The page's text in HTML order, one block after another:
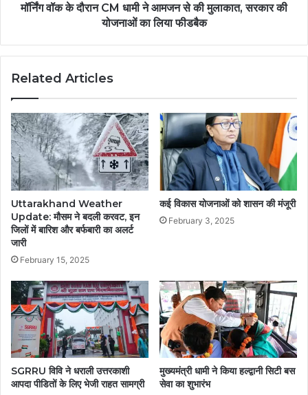
मॉर्निंग वॉक के दौरान CM धामी ने आमजन से की मुलाकात, सरकार की
योजनाओं का लिया फीडबैक
Related Articles
Uttarakhand Weather
Update: मौसम ने बदली करवट, इन
जिलों में बारिश और बर्फबारी का अलर्ट
जारी
February 15, 2025
कई विकास योजनाओं को शासन की मंजूरी
February 3, 2025
SGRRU विवि ने धराली उत्तरकाशी
आपदा पीडितों के लिए भेजी राहत सामग्री
मुख्यमंत्री धामी ने किया हल्द्वानी सिटी बस
सेवा का शुभारंभ